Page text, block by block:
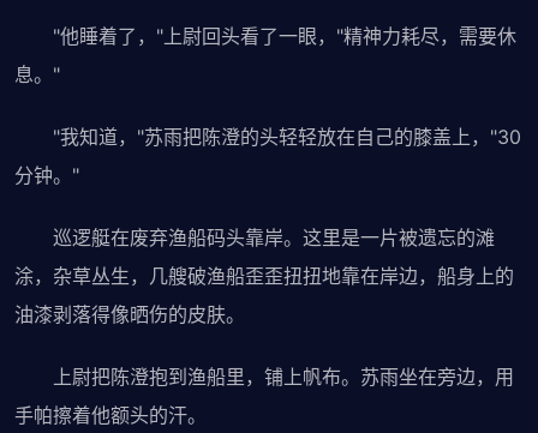
"他睡着了，"上尉回头看了一眼，"精神力耗尽，需要休
息。"
"我知道，"苏雨把陈澄的头轻轻放在自己的膝盖上，"30
分钟。"
巡逻艇在废弃渔船码头靠岸。这里是一片被遗忘的滩
涂，杂草丛生，几艘破渔船歪歪扭扭地靠在岸边，船身上的
油漆剥落得像晒伤的皮肤。
上尉把陈澄抱到渔船里，铺上帆布。苏雨坐在旁边，用
手帕擦着他额头的汗。